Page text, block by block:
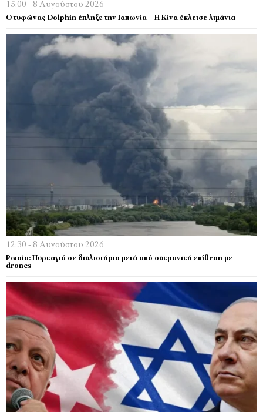
15:00 - 8 Αυγούστου 2026
Ο τυφώνας Dolphin έπληξε την Ιαπωνία – H Κίνα έκλεισε λιμάνια
12:30 - 8 Αυγούστου 2026
Ρωσία: Πυρκαγιά σε διυλιστήριο μετά από ουκρανική επίθεση με
drones